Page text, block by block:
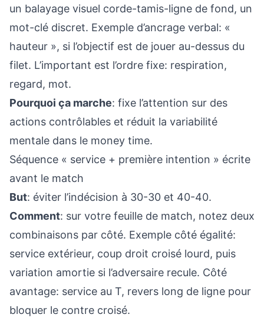
un balayage visuel corde-tamis-ligne de fond, un
mot-clé discret. Exemple d’ancrage verbal: «
hauteur », si l’objectif est de jouer au-dessus du
filet. L’important est l’ordre fixe: respiration,
regard, mot.
Pourquoi ça marche: fixe l’attention sur des
actions contrôlables et réduit la variabilité
mentale dans le money time.
Séquence « service + première intention » écrite
avant le match
But: éviter l’indécision à 30-30 et 40-40.
Comment: sur votre feuille de match, notez deux
combinaisons par côté. Exemple côté égalité:
service extérieur, coup droit croisé lourd, puis
variation amortie si l’adversaire recule. Côté
avantage: service au T, revers long de ligne pour
bloquer le contre croisé.